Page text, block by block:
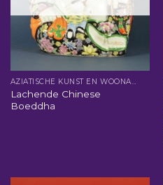
AZIATISCHE KUNST EN WOONACCESSOIRES
Lachende Chinese
Boeddha